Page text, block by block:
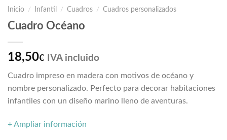
Inicio / Infantil / Cuadros / Cuadros personalizados
Cuadro Océano
18,50€ IVA incluido
Cuadro impreso en madera con motivos de océano y
nombre personalizado. Perfecto para decorar habitaciones
infantiles con un diseño marino lleno de aventuras.
+ Ampliar información